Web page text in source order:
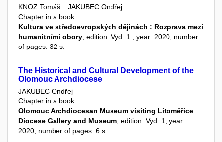
KNOZ Tomáš
JAKUBEC Ondřej
Chapter in a book
Kultura ve středoevropských dějinách : Rozprava mezi
humanitními obory , edition: Vyd. 1., year: 2020, number
of pages: 32 s.
The Historical and Cultural Development of the
Olomouc Archdiocese
JAKUBEC Ondřej
Chapter in a book
Olomouc Archdiocesan Museum visiting Litoměřice
Diocese Gallery and Museum , edition: Vyd. 1, year:
2020, number of pages: 6 s.